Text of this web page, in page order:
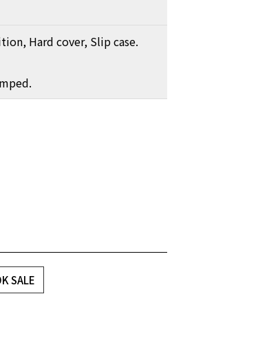
Hard cover, Slip case.
SALE